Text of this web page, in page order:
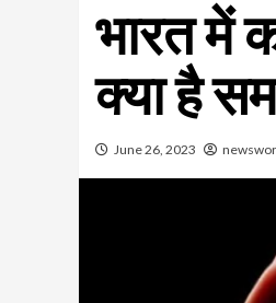
भारत में
क्या है
June 26, 2023